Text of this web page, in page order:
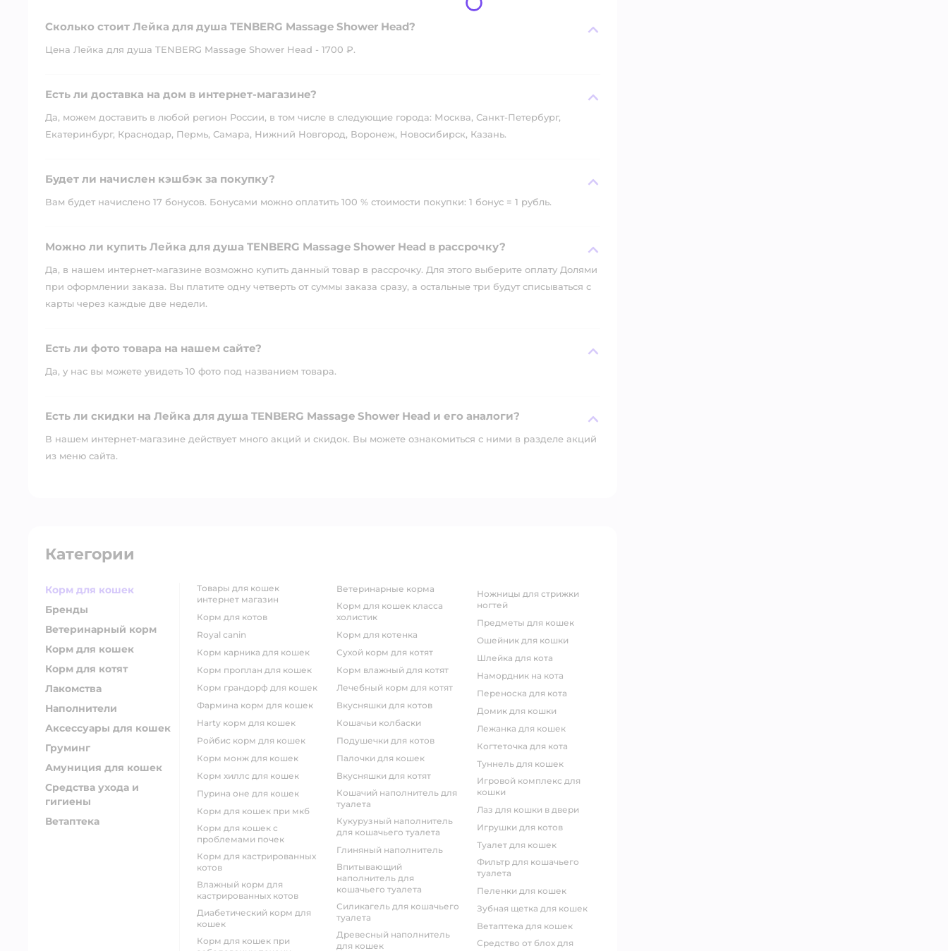
Сколько стоит Лейка для душа TENBERG Massage Shower Head?
Цена Лейка для душа TENBERG Massage Shower Head - 1700 ₽.
Есть ли доставка на дом в интернет-магазине?
Да, можем доставить в любой регион России, в том числе в следующие города: Москва, Санкт-Петербург,
Екатеринбург, Краснодар, Пермь, Самара, Нижний Новгород, Воронеж, Новосибирск, Казань.
Будет ли начислен кэшбэк за покупку?
Вам будет начислено 17 бонусов. Бонусами можно оплатить 100 % стоимости покупки: 1 бонус = 1 рубль.
Можно ли купить Лейка для душа TENBERG Massage Shower Head в рассрочку?
Да, в нашем интернет-магазине возможно купить данный товар в рассрочку. Для этого выберите оплату Долями
при оформлении заказа. Вы платите одну четверть от суммы заказа сразу, а остальные три будут списываться с
карты через каждые две недели.
Есть ли фото товара на нашем сайте?
Да, у нас вы можете увидеть 10 фото под названием товара.
Есть ли скидки на Лейка для душа TENBERG Massage Shower Head и его аналоги?
В нашем интернет-магазине действует много акций и скидок. Вы можете ознакомиться с ними в разделе акций
из меню сайта.
Категории
Корм для кошек
Бренды
Ветеринарный корм
Корм для кошек
Корм для котят
Лакомства
Наполнители
Аксессуары для кошек
Груминг
Амуниция для кошек
Средства ухода и
гигиены
Ветаптека
товары для кошек
интернет магазин
корм для котов
royal canin
корм карника для кошек
корм проплан для кошек
корм грандорф для кошек
фармина корм для кошек
harty корм для кошек
ройбис корм для кошек
корм монж для кошек
корм хиллс для кошек
пурина оне для кошек
корм для кошек при мкб
корм для кошек с
проблемами почек
Корм для кастрированных
котов
влажный корм для
кастрированных котов
диабетический корм для
кошек
корм для кошек при
ветеринарные корма
корм для кошек класса
холистик
корм для котенка
сухой корм для котят
корм влажный для котят
лечебный корм для котят
вкусняшки для котов
кошачьи колбаски
подушечки для котов
палочки для кошек
вкусняшки для котят
кошачий наполнитель для
туалета
кукурузный наполнитель
для кошачьего туалета
глиняный наполнитель
впитывающий
наполнитель для
кошачьего туалета
силикагель для кошачьего
туалета
древесный наполнитель
для кошек
ножницы для стрижки
ногтей
предметы для кошек
ошейник для кошки
шлейка для кота
намордник на кота
переноска для кота
домик для кошки
лежанка для кошек
когтеточка для кота
туннель для кошек
игровой комплекс для
кошки
лаз для кошки в двери
игрушки для котов
туалет для кошек
фильтр для кошачьего
туалета
пеленки для кошек
зубная щетка для кошек
ветаптека для кошек
средство от блох для